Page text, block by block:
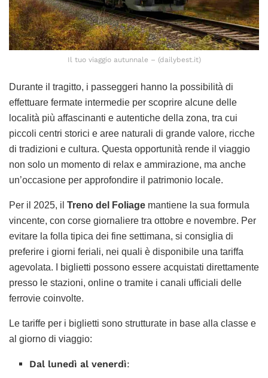
Il tuo viaggio autunnale – (dailybest.it)
Durante il tragitto, i passeggeri hanno la possibilità di
effettuare fermate intermedie per scoprire alcune delle
località più affascinanti e autentiche della zona, tra cui
piccoli centri storici e aree naturali di grande valore, ricche
di tradizioni e cultura. Questa opportunità rende il viaggio
non solo un momento di relax e ammirazione, ma anche
un’occasione per approfondire il patrimonio locale.
Per il 2025, il Treno del Foliage mantiene la sua formula
vincente, con corse giornaliere tra ottobre e novembre. Per
evitare la folla tipica dei fine settimana, si consiglia di
preferire i giorni feriali, nei quali è disponibile una tariffa
agevolata. I biglietti possono essere acquistati direttamente
presso le stazioni, online o tramite i canali ufficiali delle
ferrovie coinvolte.
Le tariffe per i biglietti sono strutturate in base alla classe e
al giorno di viaggio:
Dal lunedì al venerdì: